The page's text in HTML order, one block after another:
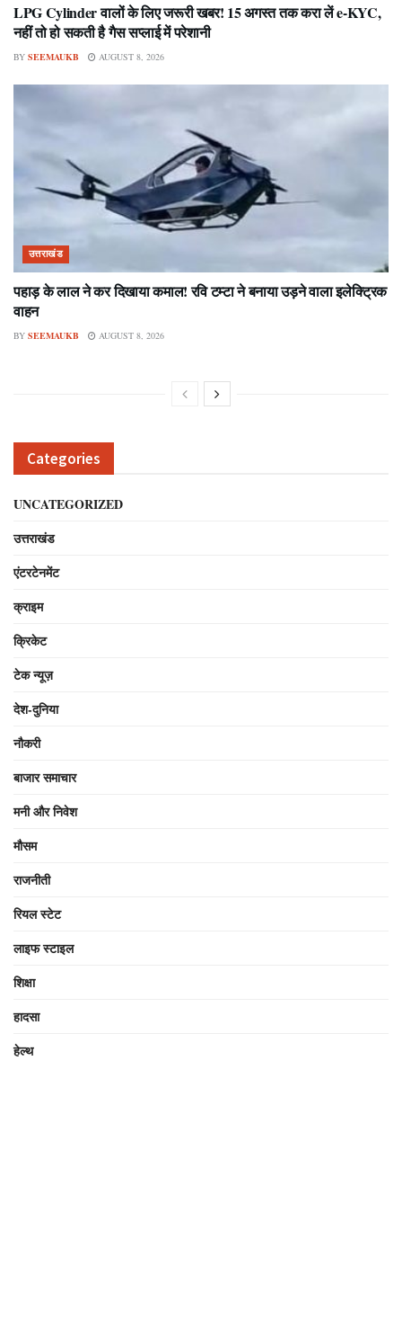
LPG Cylinder वालों के लिए जरूरी खबर! 15 अगस्त तक करा लें e-KYC,
नहीं तो हो सकती है गैस सप्लाई में परेशानी
BY SEEMAUKB AUGUST 8, 2026
उत्तराखंड
पहाड़ के लाल ने कर दिखाया कमाल! रवि टम्टा ने बनाया उड़ने वाला इलेक्ट्रिक
वाहन
BY SEEMAUKB AUGUST 8, 2026
Categories
UNCATEGORIZED
उत्तराखंड
एंटरटेनमेंट
क्राइम
क्रिकेट
टेक न्यूज़
देश-दुनिया
नौकरी
बाजार समाचार
मनी और निवेश
मौसम
राजनीती
रियल स्टेट
लाइफ स्टाइल
शिक्षा
हादसा
हेल्थ